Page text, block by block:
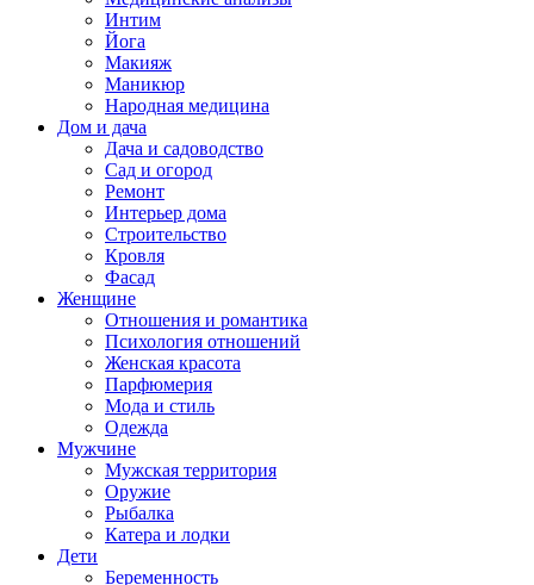
Интим
Йога
Макияж
Маникюр
Народная медицина
Дом и дача
Дача и садоводство
Сад и огород
Ремонт
Интерьер дома
Строительство
Кровля
Фасад
Женщине
Отношения и романтика
Психология отношений
Женская красота
Парфюмерия
Мода и стиль
Одежда
Мужчине
Мужская территория
Оружие
Рыбалка
Катера и лодки
Дети
Беременность